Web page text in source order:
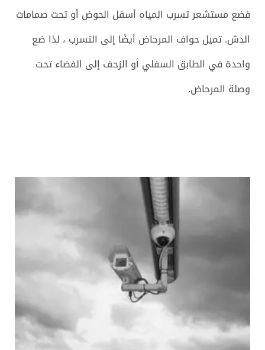
فضع مستشعر تسرب المياه أسفل الحوض أو تحت صمامات
الدش. تميل حواف المرحاض أيضًا إلى التسرب ، لذا ضع
واحدة في الطابق السفلي أو الزحف إلى الفضاء تحت
وصلة المرحاض.